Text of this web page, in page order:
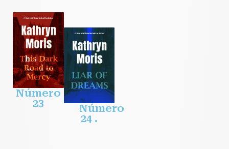
Número
23
Número
24 .